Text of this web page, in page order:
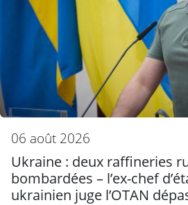
06 août 2026
Ukraine : deux raffineries
bombardées – l’ex-chef
ukrainien juge l’OTAN